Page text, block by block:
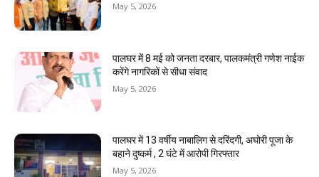
May 5, 2026
पालघर में 8 मई को जनता दरबार, पालकमंत्री गणेश नाईक
करेंगे नागरिकों से सीधा संवाद
May 5, 2026
पालघर में 13 वर्षीय नाबालिग से दरिंदगी, अघोरी पूजा के
बहाने दुष्कर्म , 2 घंटे में आरोपी गिरफ्तार
May 5, 2026